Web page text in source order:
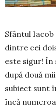
Sfântul Iacob
dintre cei
este sigur! În
după două
subiect sunt
încă